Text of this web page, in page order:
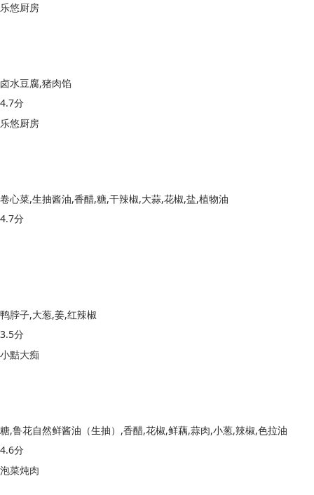
乐悠厨房
卤水豆腐,猪肉馅
4.7分
乐悠厨房
卷心菜,生抽酱油,香醋,糖,干辣椒,大蒜,花椒,盐,植物油
4.7分
鸭脖子,大葱,姜,红辣椒
3.5分
小黠大痴
糖,鲁花自然鲜酱油（生抽）,香醋,花椒,鲜藕,蒜肉,小葱,辣椒,色拉油
4.6分
泡菜炖肉